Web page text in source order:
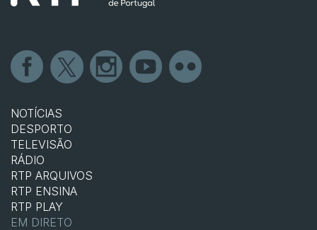
NOTÍCIAS
DESPORTO
TELEVISÃO
RÁDIO
RTP ARQUIVOS
RTP ENSINA
RTP PLAY
EM DIRETO